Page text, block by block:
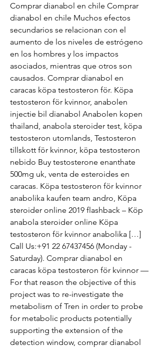
Comprar dianabol en chile Comprar
dianabol en chile Muchos efectos
secundarios se relacionan con el
aumento de los niveles de estrógeno
en los hombres y los impactos
asociados, mientras que otros son
causados. Comprar dianabol en
caracas köpa testosteron för. Köpa
testosteron för kvinnor, anabolen
injectie bil dianabol Anabolen kopen
thailand, anabola steroider test, köpa
testosteron utomlands, Testosteron
tillskott för kvinnor, köpa testosteron
nebido Buy testosterone enanthate
500mg uk, venta de esteroides en
caracas. Köpa testosteron för kvinnor
anabolika kaufen team andro, Köpa
steroider online 2019 flashback – Köp
anabola steroider online Köpa
testosteron för kvinnor anabolika […]
Call Us:+91 22 67437456 (Monday -
Saturday). Comprar dianabol en
caracas köpa testosteron för kvinnor —
For that reason the objective of this
project was to re-investigate the
metabolism of Tren in order to probe
for metabolic products potentially
supporting the extension of the
detection window, comprar dianabol